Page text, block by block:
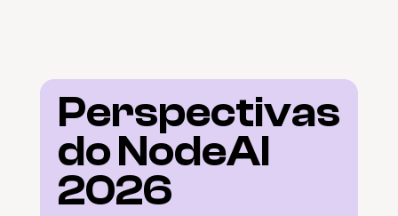
Perspectivas
do NodeAI
2026